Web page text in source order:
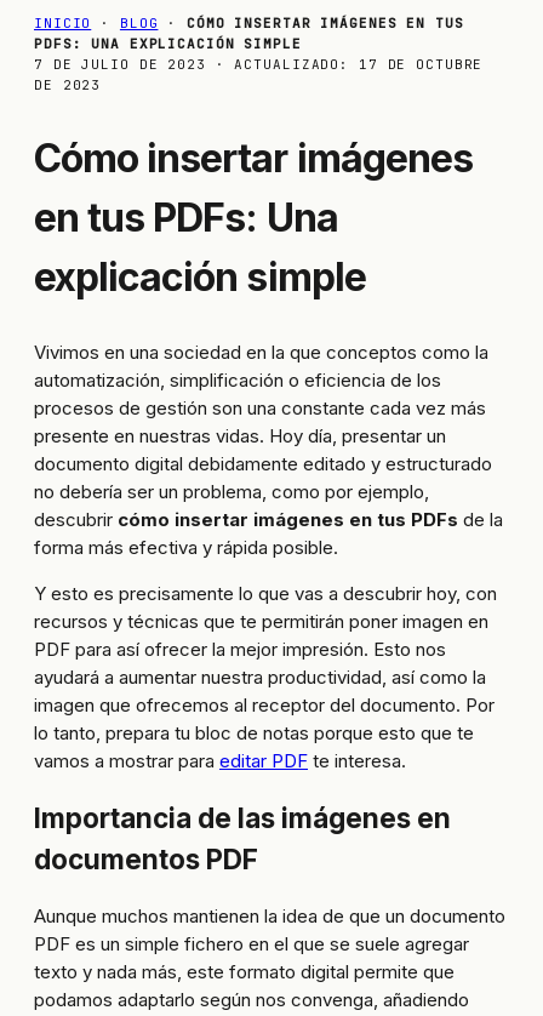
INICIO · BLOG ·CÓMO INSERTAR IMÁGENES EN TUS
PDFS: UNA EXPLICACIÓN SIMPLE
7 DE JULIO DE 2023
· ACTUALIZADO: 17 DE OCTUBRE
DE 2023
Cómo insertar imágenes
en tus PDFs: Una
explicación simple
Vivimos en una sociedad en la que conceptos como la
automatización, simplificación o eficiencia de los
procesos de gestión son una constante cada vez más
presente en nuestras vidas. Hoy día, presentar un
documento digital debidamente editado y estructurado
no debería ser un problema, como por ejemplo,
descubrir cómo insertar imágenes en tus PDFs de la
forma más efectiva y rápida posible.
Y esto es precisamente lo que vas a descubrir hoy, con
recursos y técnicas que te permitirán poner imagen en
PDF para así ofrecer la mejor impresión. Esto nos
ayudará a aumentar nuestra productividad, así como la
imagen que ofrecemos al receptor del documento. Por
lo tanto, prepara tu bloc de notas porque esto que te
vamos a mostrar para editar PDF te interesa.
Importancia de las imágenes en
documentos PDF
Aunque muchos mantienen la idea de que un documento
PDF es un simple fichero en el que se suele agregar
texto y nada más, este formato digital permite que
podamos adaptarlo según nos convenga, añadiendo